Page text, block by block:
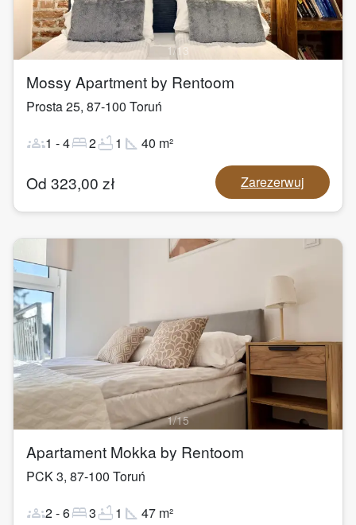
1 /13
Mossy Apartment by Rentoom
Prosta 25, 87-100 Toruń
groups1 -4bed2bathtub1 square_foot 40 m²
Od 323,00 zł Zarezerwuj
1/15
Apartament Mokka by Rentoom
PCK 3, 87-100 Toruń
groups2-6bed3bathtub1 square_foot 47 m²